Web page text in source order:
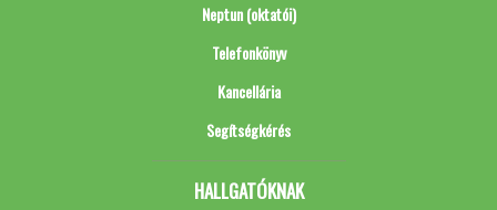
Neptun (oktatói)
Telefonkönyv
Kancellária
Segítségkérés
HALLGATÓKNAK